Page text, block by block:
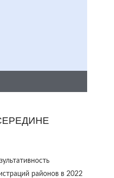
районов в 2022